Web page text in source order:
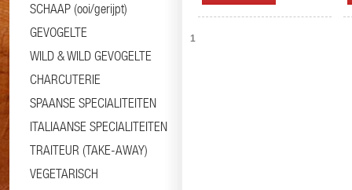
SCHAAP (ooi/gerijpt)
GEVOGELTE
WILD & WILD GEVOGELTE
CHARCUTERIE
SPAANSE SPECIALITEITEN
ITALIAANSE SPECIALITEITEN
TRAITEUR (TAKE-AWAY)
VEGETARISCH
1